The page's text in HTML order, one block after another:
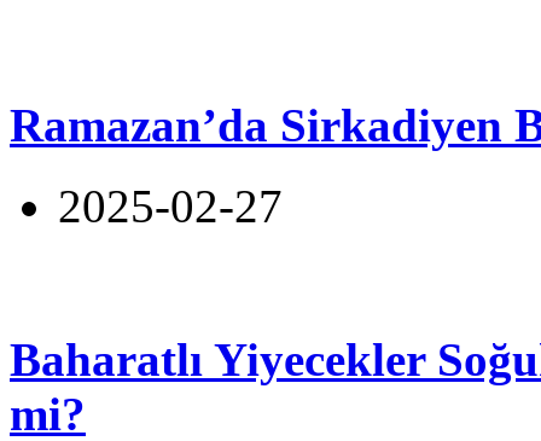
Ramazan’da Sirkadiyen
2025-02-27
Baharatlı Yiyecekler
mi?